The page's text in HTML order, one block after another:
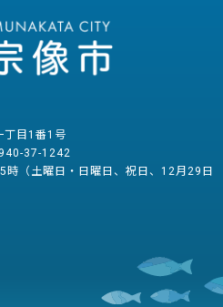
丁目1番1号
37-1242
時（土曜日・日曜日、祝日、12月29日